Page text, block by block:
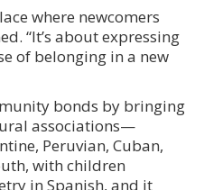
where newcomers
“It’s about expressing
of belonging in a new
bonds by bringing
associations—
Peruvian, Cuban,
with children
in Spanish, and it